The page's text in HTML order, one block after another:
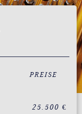
PREISE
25.500 €